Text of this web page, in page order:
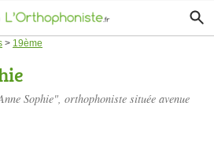
> 19ème
Sophie", orthophoniste située avenue